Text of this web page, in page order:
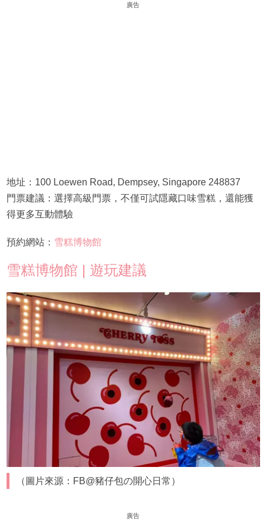
廣告
地址：100 Loewen Road, Dempsey, Singapore 248837
門票建議：選擇高級門票，不僅可試隱藏口味雪糕，還能獲
得更多互動體驗
預約網站： 雪糕博物館
雪糕博物館 | 遊玩建議
（圖片來源：FB@豬仔包の開心日常）
廣告